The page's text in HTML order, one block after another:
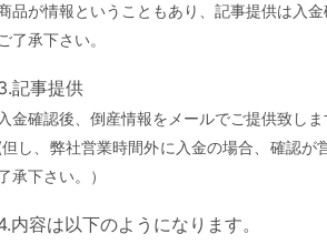
品が情報ということもあり、記事提供は入金
ご了承下さい。
記事提供
入金確認後、倒産情報をメールでご提供致しま
但し、弊社営業時間外に入金の場合、確認が
承下さい。）
内容は以下のようになります。